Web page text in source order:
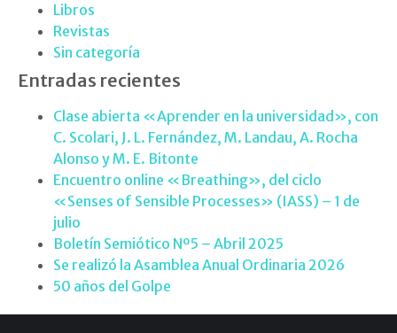
Libros
Revistas
Sin categoría
Entradas recientes
Clase abierta «Aprender en la universidad», con
C. Scolari, J. L. Fernández, M. Landau, A. Rocha
Alonso y M. E. Bitonte
Encuentro online «Breathing», del ciclo
«Senses of Sensible Processes» (IASS) – 1 de
julio
Boletín Semiótico Nº5 – Abril 2025
Se realizó la Asamblea Anual Ordinaria 2026
50 años del Golpe